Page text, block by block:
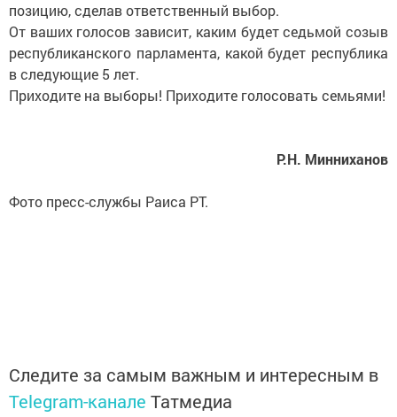
позицию, сделав ответственный выбор.
От ваших голосов зависит, каким будет седьмой созыв
республиканского парламента, какой будет республика
в следующие 5 лет.
Приходите на выборы! Приходите голосовать семьями!
Р.Н. Минниханов
Фото пресс-службы Раиса РТ.
Следите за самым важным и интересным в
Telegram-канале Татмедиа